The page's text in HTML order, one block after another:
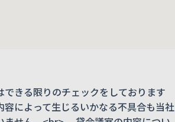
きる限りのチェックをしております
によって生じるいかなる不具合も当社